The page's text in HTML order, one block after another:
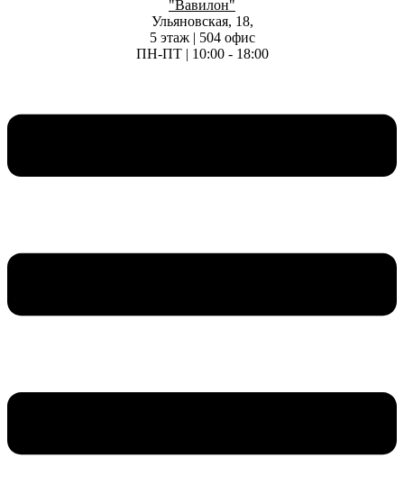
"Вавилон"
Ульяновская, 18,
5 этаж | 504 офис
ПН-ПТ | 10:00 - 18:00